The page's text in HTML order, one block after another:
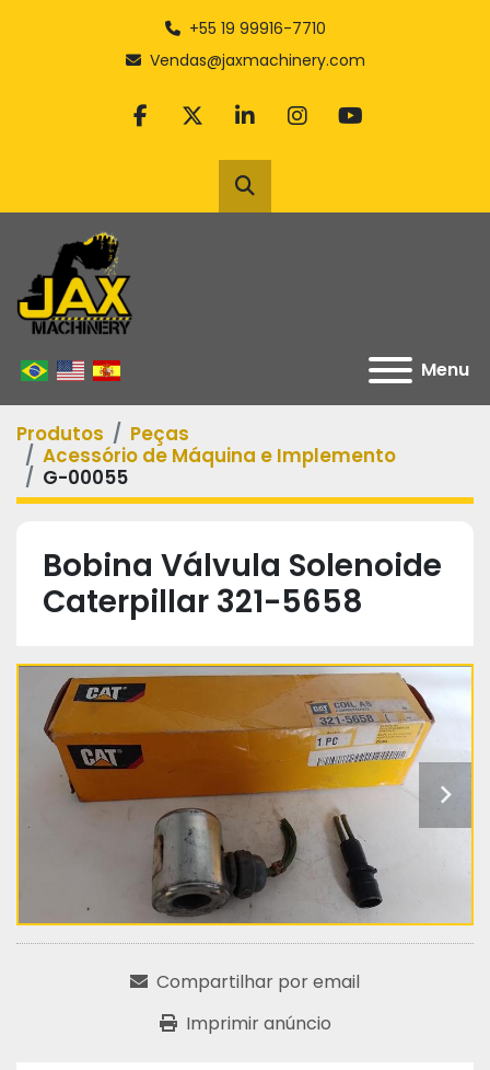
+55 19 99916-7710
Vendas@jaxmachinery.com
facebook
twitterlinkedininstagram
youtube
Pesquisar
Menu
Produtos
Peças
Acessório de Máquina e Implemento
G-00055
Bobina Válvula Solenoide
Caterpillar 321-5658
Compartilhar por email
Imprimir anúncio